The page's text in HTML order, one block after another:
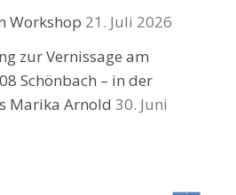
Workshop 21. Juli 2026
zur Vernissage am
Schönbach – in der
Marika Arnold 30. Juni